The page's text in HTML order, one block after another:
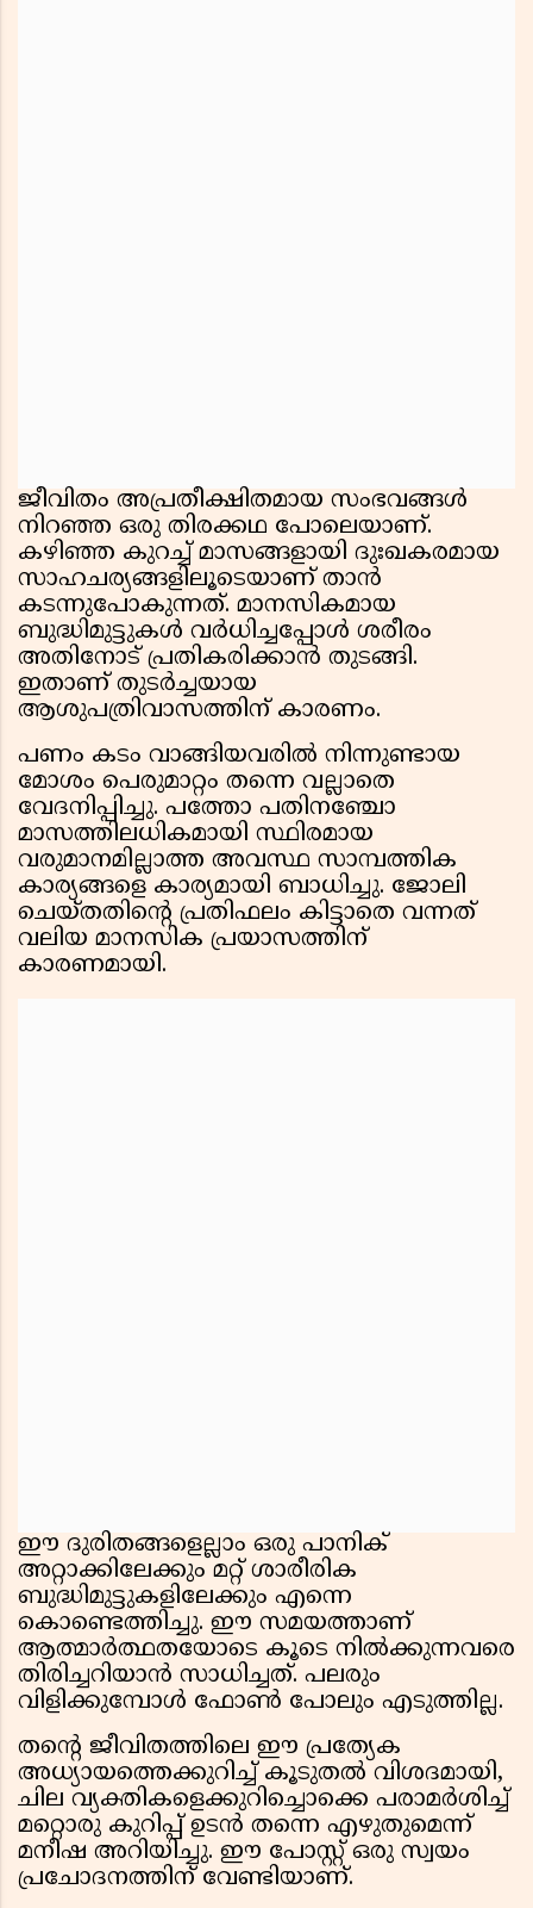
ജീവിതം അപ്രതീക്ഷിതമായ സംഭവങ്ങൾ
നിറഞ്ഞ ഒരു തിരക്കഥ പോലെയാണ്.
കഴിഞ്ഞ കുറച്ച് മാസങ്ങളായി ദുഃഖകരമായ
സാഹചര്യങ്ങളിലൂടെയാണ് താൻ
കടന്നുപോകുന്നത്. മാനസികമായ
ബുദ്ധിമുട്ടുകൾ വർധിച്ചപ്പോൾ ശരീരം
അതിനോട് പ്രതികരിക്കാൻ തുടങ്ങി.
ഇതാണ് തുടർച്ചയായ
ആശുപത്രിവാസത്തിന് കാരണം.
പണം കടം വാങ്ങിയവരിൽ നിന്നുണ്ടായ
മോശം പെരുമാറ്റം തന്നെ വല്ലാതെ
വേദനിപ്പിച്ചു. പത്തോ പതിനഞ്ചോ
മാസത്തിലധികമായി സ്ഥിരമായ
വരുമാനമില്ലാത്ത അവസ്ഥ സാമ്പത്തിക
കാര്യങ്ങളെ കാര്യമായി ബാധിച്ചു. ജോലി
ചെയ്തതിന്റെ പ്രതിഫലം കിട്ടാതെ വന്നത്
വലിയ മാനസിക പ്രയാസത്തിന്
കാരണമായി.
ഈ ദുരിതങ്ങളെല്ലാം ഒരു പാനിക്
അറ്റാക്കിലേക്കും മറ്റ് ശാരീരിക
ബുദ്ധിമുട്ടുകളിലേക്കും എന്നെ
കൊണ്ടെത്തിച്ചു. ഈ സമയത്താണ്
ആത്മാർത്ഥതയോടെ കൂടെ നിൽക്കുന്നവരെ
തിരിച്ചറിയാൻ സാധിച്ചത്. പലരും
വിളിക്കുമ്പോൾ ഫോൺ പോലും എടുത്തില്ല.
തൻ്റെ ജീവിതത്തിലെ ഈ പ്രത്യേക
അധ്യായത്തെക്കുറിച്ച് കൂടുതൽ വിശദമായി,
ചില വ്യക്തികളെക്കുറിച്ചൊക്കെ പരാമർശിച്ച്
മറ്റൊരു കുറിപ്പ് ഉടൻ തന്നെ എഴുതുമെന്ന്
മനീഷ അറിയിച്ചു. ഈ പോസ്റ്റ് ഒരു സ്വയം
പ്രചോദനത്തിന് വേണ്ടിയാണ്.